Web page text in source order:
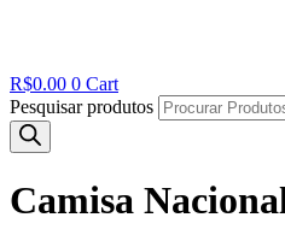
R$0.00 0 Cart
Pesquisar produtos
Camisa